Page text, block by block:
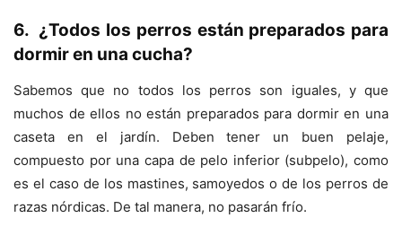
6. ¿Todos los perros están preparados para
dormir en una cucha?
Sabemos que no todos los perros son iguales, y que
muchos de ellos no están preparados para dormir en una
caseta en el jardín. Deben tener un buen pelaje,
compuesto por una capa de pelo inferior (subpelo), como
es el caso de los mastines, samoyedos o de los perros de
razas nórdicas. De tal manera, no pasarán frío.